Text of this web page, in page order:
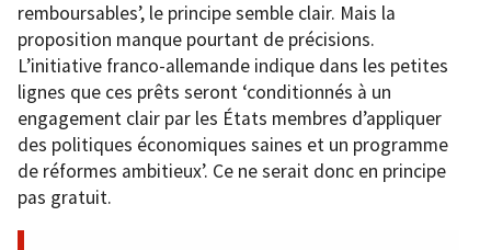
remboursables’, le principe semble clair. Mais la
proposition manque pourtant de précisions.
L’initiative franco-allemande indique dans les petites
lignes que ces prêts seront ‘conditionnés à un
engagement clair par les États membres d’appliquer
des politiques économiques saines et un programme
de réformes ambitieux’. Ce ne serait donc en principe
pas gratuit.